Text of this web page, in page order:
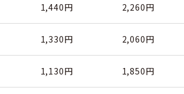
1,440円 2,260円
1,330円 2,060円
1,130円 1,850円